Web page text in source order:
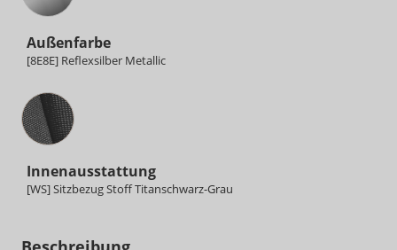
Außenfarbe
[8E8E] Reflexsilber Metallic
Innenausstattung
Innenausstattung
[WS] Sitzbezug Stoff Titanschwarz-Grau